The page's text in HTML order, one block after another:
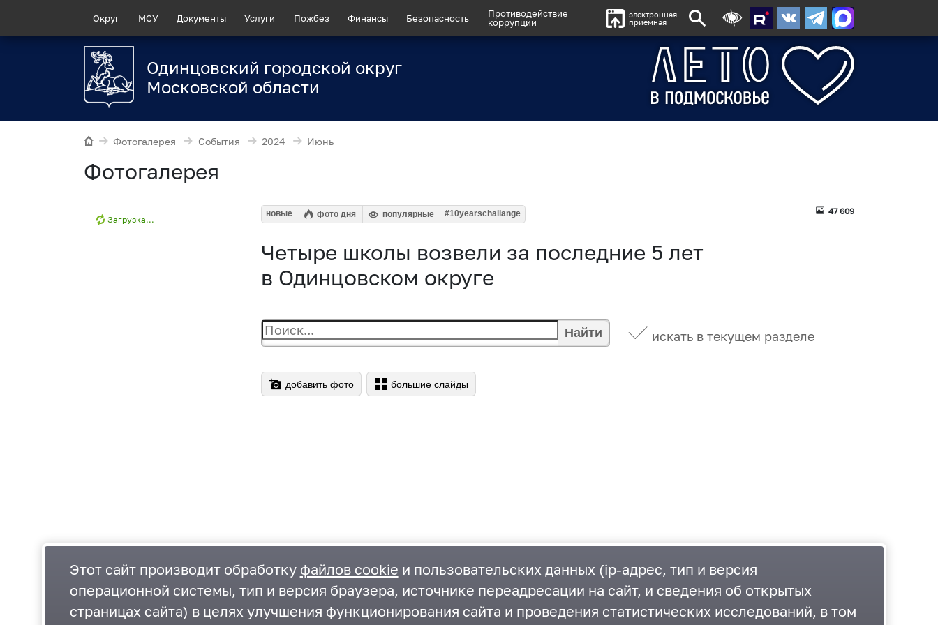
Округ МСУ Документы Услуги Пожбез Финансы Безопасность
Противодействие
коррупции
электронная
приемная
Одинцовский городской округ
Московской области
Фотогалерея События 2024 Июнь
Фотогалерея
Загрузка...
47 609
новые фото дня популярные #10yearschallange
Четыре школы возвели за последние 5 лет
в Одинцовском округе
Найти искать в текущем разделе
добавить фото большие слайды
Этот сайт производит обработку файлов cookie и пользовательских данных (ip-адрес, тип и версия
операционной системы, тип и версия браузера, источнике переадресации на сайт, и сведения об открытых
страницах сайта) в целях улучшения функционирования сайта и проведения статистических исследований, в том